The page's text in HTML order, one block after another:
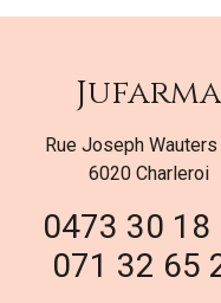
Jufarma
Rue Joseph
6020 Charleroi
0473 30 18
071 32 65